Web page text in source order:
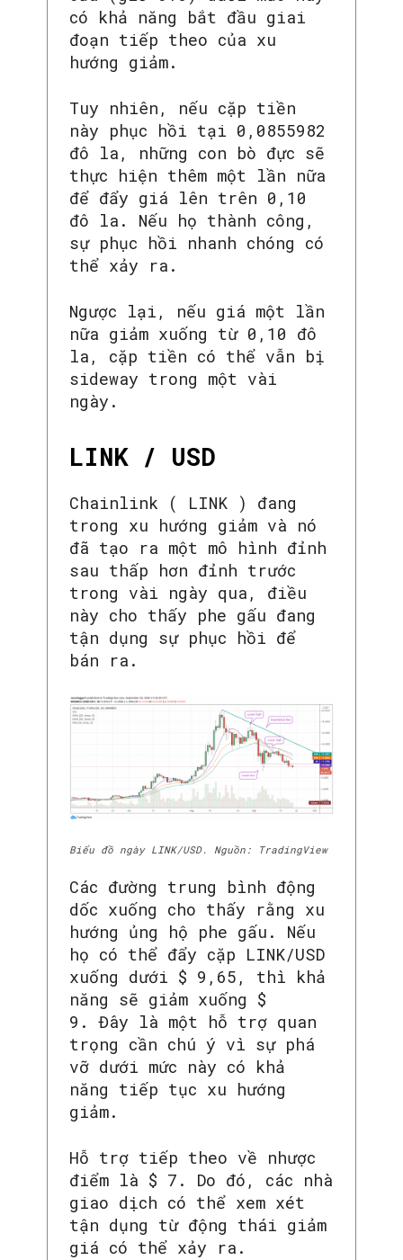
có khả năng bắt đầu giai
đoạn tiếp theo của xu
hướng giảm.
Tuy nhiên, nếu cặp tiền
này phục hồi tại 0,0855982
đô la, những con bò đực sẽ
thực hiện thêm một lần nữa
để đẩy giá lên trên 0,10
đô la. Nếu họ thành công,
sự phục hồi nhanh chóng có
thể xảy ra.
Ngược lại, nếu giá một lần
nữa giảm xuống từ 0,10 đô
la, cặp tiền có thể vẫn bị
sideway trong một vài
ngày.
LINK / USD
Chainlink ( LINK ) đang
trong xu hướng giảm và nó
đã tạo ra một mô hình đỉnh
sau thấp hơn đỉnh trước
trong vài ngày qua, điều
này cho thấy phe gấu đang
tận dụng sự phục hồi để
bán ra.
Biểu đồ ngày LINK/USD. Nguồn: TradingView
Các đường trung bình động
dốc xuống cho thấy rằng xu
hướng ủng hộ phe gấu. Nếu
họ có thể đẩy cặp LINK/USD
xuống dưới $ 9,65, thì khả
năng sẽ giảm xuống $
9. Đây là một hỗ trợ quan
trọng cần chú ý vì sự phá
vỡ dưới mức này có khả
năng tiếp tục xu hướng
giảm.
Hỗ trợ tiếp theo về nhược
điểm là $ 7. Do đó, các nhà
giao dịch có thể xem xét
tận dụng từ động thái giảm
giá có thể xảy ra.